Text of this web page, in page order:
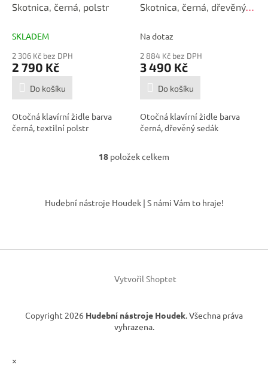
Skotnica, černá, polstr
SKLADEM
2 306 Kč bez DPH
2 790 Kč
Do košíku
Otočná klavírní židle barva
černá, textilní polstr
Skotnica, černá, dřevěný
Na dotaz
2 884 Kč bez DPH
3 490 Kč
Do košíku
Otočná klavírní židle barva
černá, dřevěný sedák
O
d
p
v
k
ý
p
18 položek celkem
í
Hudební nástroje Houdek | S námi Vám to hraje!
Vytvořil Shoptet
Copyright 2026 Hudební nástroje Houdek. Všechna práva
vyhrazena.
×